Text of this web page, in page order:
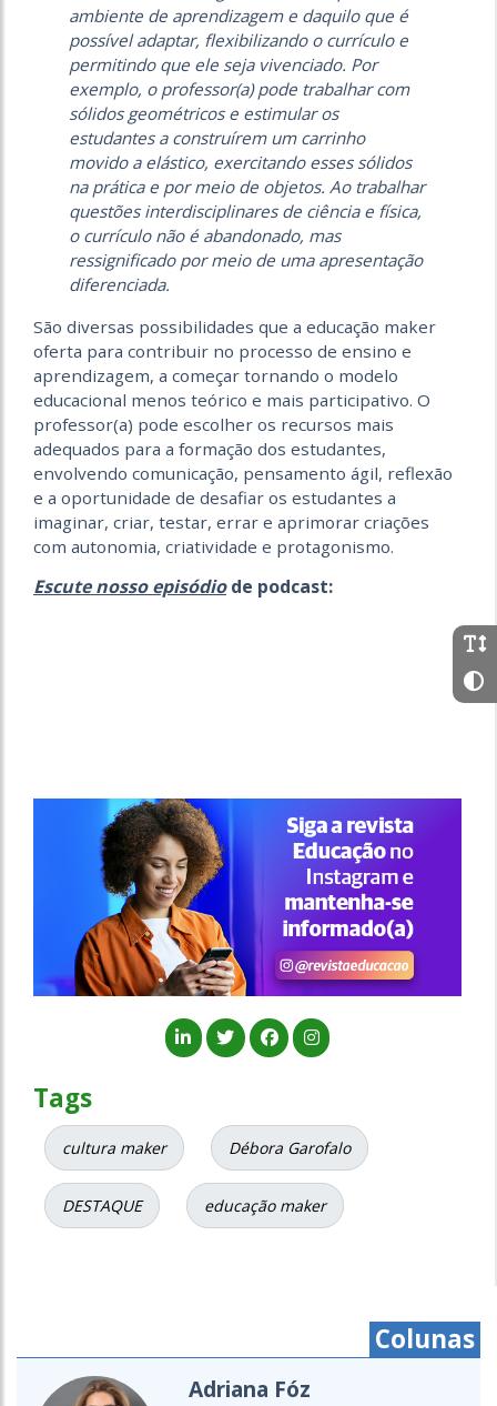
ambiente de aprendizagem e daquilo que é
possível adaptar, flexibilizando o currículo e
permitindo que ele seja vivenciado. Por
exemplo, o professor(a) pode trabalhar com
sólidos geométricos e estimular os
estudantes a construírem um carrinho
movido a elástico, exercitando esses sólidos
na prática e por meio de objetos. Ao trabalhar
questões interdisciplinares de ciência e física,
o currículo não é abandonado, mas
ressignificado por meio de uma apresentação
diferenciada.
São diversas possibilidades que a educação maker
oferta para contribuir no processo de ensino e
aprendizagem, a começar tornando o modelo
educacional menos teórico e mais participativo. O
professor(a) pode escolher os recursos mais
adequados para a formação dos estudantes,
envolvendo comunicação, pensamento ágil, reflexão
e a oportunidade de desafiar os estudantes a
imaginar, criar, testar, errar e aprimorar criações
com autonomia, criatividade e protagonismo.
Escute nosso episódiode podcast:
Tags
cultura maker Débora Garofalo
DESTAQUE educação maker
Colunas
Cristine Takuá